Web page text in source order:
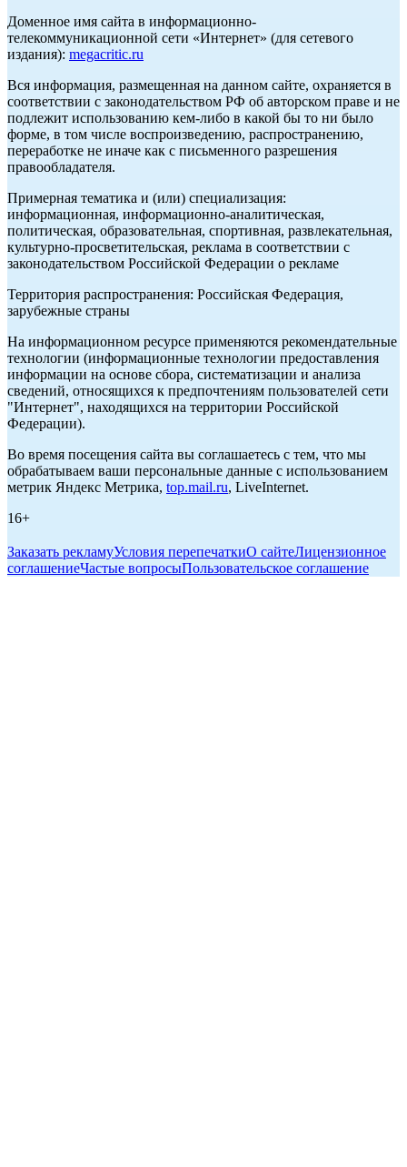
Доменное имя сайта в информационно-
телекоммуникационной сети «Интернет» (для сетевого
издания): megacritic.ru
Вся информация, размещенная на данном сайте, охраняется в
соответствии с законодательством РФ об авторском праве и не
подлежит использованию кем-либо в какой бы то ни было
форме, в том числе воспроизведению, распространению,
переработке не иначе как с письменного разрешения
правообладателя.
Примерная тематика и (или) специализация:
информационная, информационно-аналитическая,
политическая, образовательная, спортивная, развлекательная,
культурно-просветительская, реклама в соответствии с
законодательством Российской Федерации о рекламе
Территория распространения: Российская Федерация,
зарубежные страны
На информационном ресурсе применяются рекомендательные
технологии (информационные технологии предоставления
информации на основе сбора, систематизации и анализа
сведений, относящихся к предпочтениям пользователей сети
"Интернет", находящихся на территории Российской
Федерации).
Во время посещения сайта вы соглашаетесь с тем, что мы
обрабатываем ваши персональные данные с использованием
метрик Яндекс Метрика, top.mail.ru, LiveInternet.
16+
Заказать рекламуУсловия перепечаткиО сайтеЛицензионное
соглашениеЧастые вопросыПользовательское соглашение